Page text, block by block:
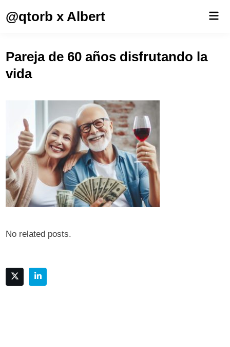
@qtorb x Albert
Pareja de 60 años disfrutando la
vida
No related posts.